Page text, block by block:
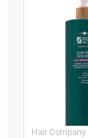
Hair Company